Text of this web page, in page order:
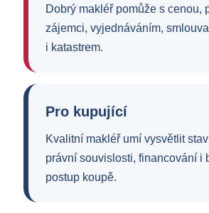
Dobrý makléř pomůže s cenou,
zájemci, vyjednáváním,
i katastrem.
Pro kupující
Kvalitní makléř umí vysvětlit
právní souvislosti, financování i
postup koupě.